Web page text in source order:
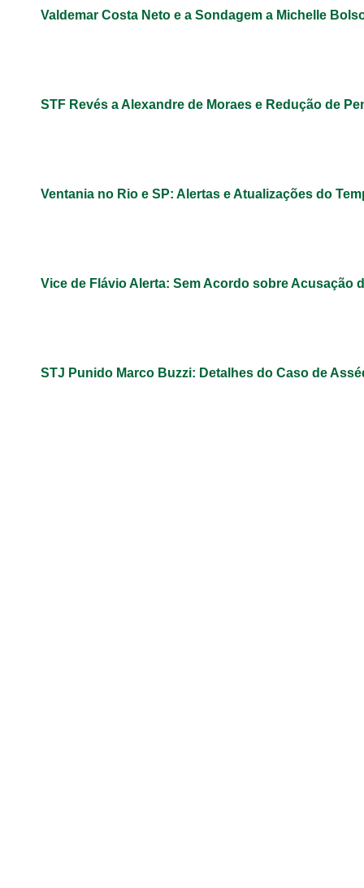
Valdemar Costa Neto e a Sondagem a Michelle
STF Revés a Alexandre de Moraes e Redução de
Ventania no Rio e SP: Alertas e Atualizações do
Vice de Flávio Alerta: Sem Acordo sobre Acusação
STJ Punido Marco Buzzi: Detalhes do Caso de